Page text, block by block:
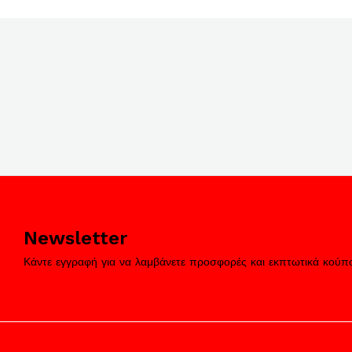
Newsletter
Κάντε εγγραφή για να λαμβάνετε προσφορές και εκπτωτικά